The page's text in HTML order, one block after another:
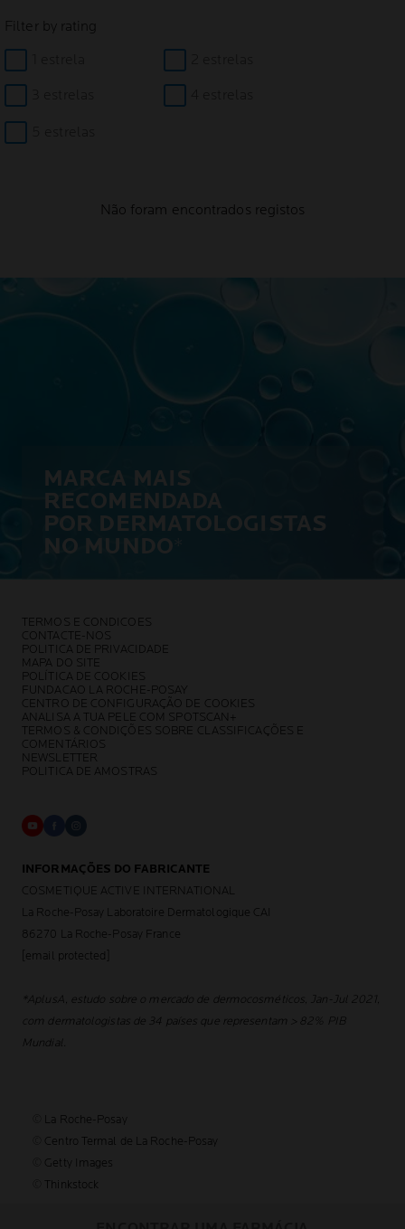
Filter by rating
Não foram encontrados registos
MARCA MAIS
RECOMENDADA
POR DERMATOLOGISTAS
NO MUNDO
TERMOS E CONDICOES
CONTACTE-NOS
POLITICA DE PRIVACIDADE
MAPA DO SITE
POLÍTICA DE COOKIES
FUNDACAO LA ROCHE-POSAY
CENTRO DE CONFIGURAÇÃO DE COOKIES
ANALISA A TUA PELE COM SPOTSCAN+
TERMOS & CONDIÇÕES SOBRE CLASSIFICAÇÕES E
COMENTÁRIOS
NEWSLETTER
POLITICA DE AMOSTRAS
INFORMAÇÕES DO FABRICANTE
COSMETIQUE ACTIVE INTERNATIONAL
La Roche-Posay Laboratoire Dermatologique CAI
86270 La Roche-Posay France
[email protected]
*AplusA, estudo sobre o mercado de dermocosméticos, Jan-Jul 2021,
com dermatologistas de 34 países que representam > 82% PIB
Mundial.
© La Roche-Posay
© Centro Termal de La Roche-Posay
© Getty Images
© Thinkstock